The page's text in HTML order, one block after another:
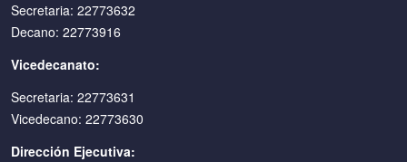
Secretaria: 22773632
Decano: 22773916
Vicedecanato:
Secretaria: 22773631
Vicedecano: 22773630
Dirección Ejecutiva: